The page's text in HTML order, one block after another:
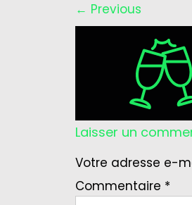
← Previous
Laisser un
Votre adresse e-
Commentaire *